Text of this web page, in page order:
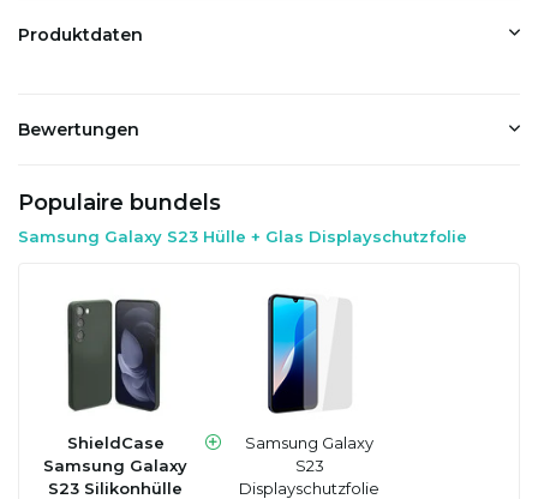
Produktdaten
Bewertungen
Populaire bundels
Samsung Galaxy S23 Hülle + Glas Displayschutzfolie
ShieldCase
Samsung Galaxy
S23 Silikonhülle
Samsung Galaxy
S23
Displayschutzfolie